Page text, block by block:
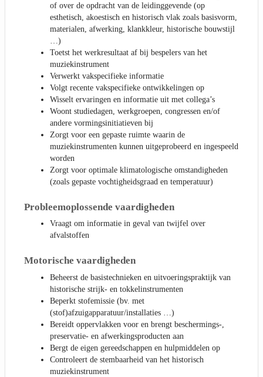
of over de opdracht van de leidinggevende (op
esthetisch, akoestisch en historisch vlak zoals basisvorm,
materialen, afwerking, klankkleur, historische bouwstijl
…)
Toetst het werkresultaat af bij bespelers van het
muziekinstrument
Verwerkt vakspecifieke informatie
Volgt recente vakspecifieke ontwikkelingen op
Wisselt ervaringen en informatie uit met collega’s
Woont studiedagen, werkgroepen, congressen en/of
andere vormingsinitiatieven bij
Zorgt voor een gepaste ruimte waarin de
muziekinstrumenten kunnen uitgeprobeerd en ingespeeld
worden
Zorgt voor optimale klimatologische omstandigheden
(zoals gepaste vochtigheidsgraad en temperatuur)
Probleemoplossende vaardigheden
Vraagt om informatie in geval van twijfel over
afvalstoffen
Motorische vaardigheden
Beheerst de basistechnieken en uitvoeringspraktijk van
historische strijk- en tokkelinstrumenten
Beperkt stofemissie (bv. met
(stof)afzuigapparatuur/installaties …)
Bereidt oppervlakken voor en brengt beschermings-,
preservatie- en afwerkingsproducten aan
Bergt de eigen gereedschappen en hulpmiddelen op
Controleert de stembaarheid van het historisch
muziekinstrument